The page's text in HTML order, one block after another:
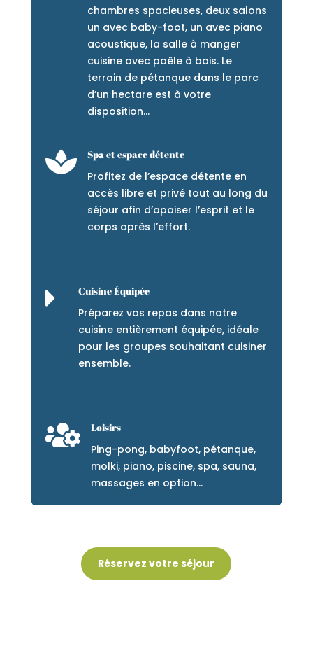
chambres spacieuses, deux salons
un avec baby-foot, un avec piano
acoustique, la salle à manger
cuisine avec poêle à bois. Le
terrain de pétanque dans le parc
d’un hectare est à votre
disposition…
 Spa et espace détente
Profitez de l’espace détente en
accès libre et privé tout au long du
séjour afin d’apaiser l’esprit et le
corps après l’effort.
 Cuisine Équipée
Préparez vos repas dans notre
cuisine entièrement équipée, idéale
pour les groupes souhaitant cuisiner
ensemble.
 Loisirs
Ping-pong, babyfoot, pétanque,
molki, piano, piscine, spa, sauna,
massages en option…
Réservez votre séjour